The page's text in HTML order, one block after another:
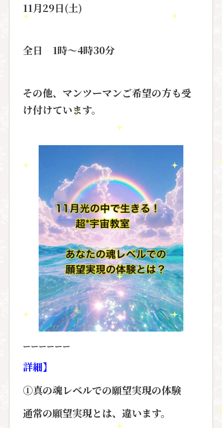
11月29日(土)
全日 1時〜4時30分
その他、マンツーマンご希望の方も受
け付けています。
ーーーーーー
詳細】
①真の魂レベルでの願望実現の体験
通常の願望実現とは、違います。